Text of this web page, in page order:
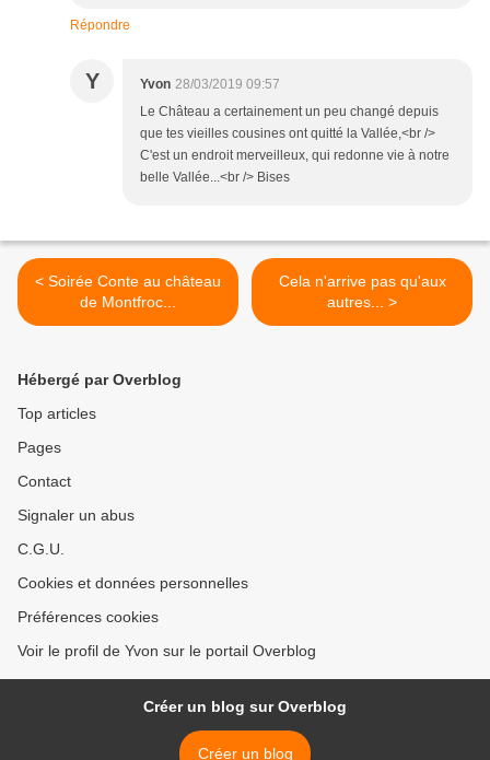
Répondre
Y Yvon 28/03/2019 09:57
Le Château a certainement un peu changé depuis
que tes vieilles cousines ont quitté la Vallée,<br />
C'est un endroit merveilleux, qui redonne vie à notre
belle Vallée...<br /> Bises
< Soirée Conte au château
de Montfroc...
Cela n'arrive pas qu'aux
autres... >
Hébergé par Overblog
Top articles
Pages
Contact
Signaler un abus
C.G.U.
Cookies et données personnelles
Préférences cookies
Voir le profil de Yvon sur le portail Overblog
Créer un blog sur Overblog
Créer un blog